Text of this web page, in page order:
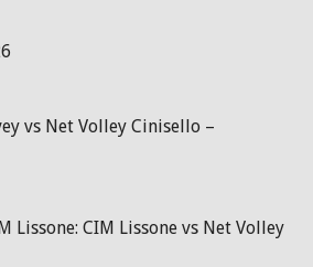
vs Net Volley Cinisello –
Lissone: CIM Lissone vs Net Volley